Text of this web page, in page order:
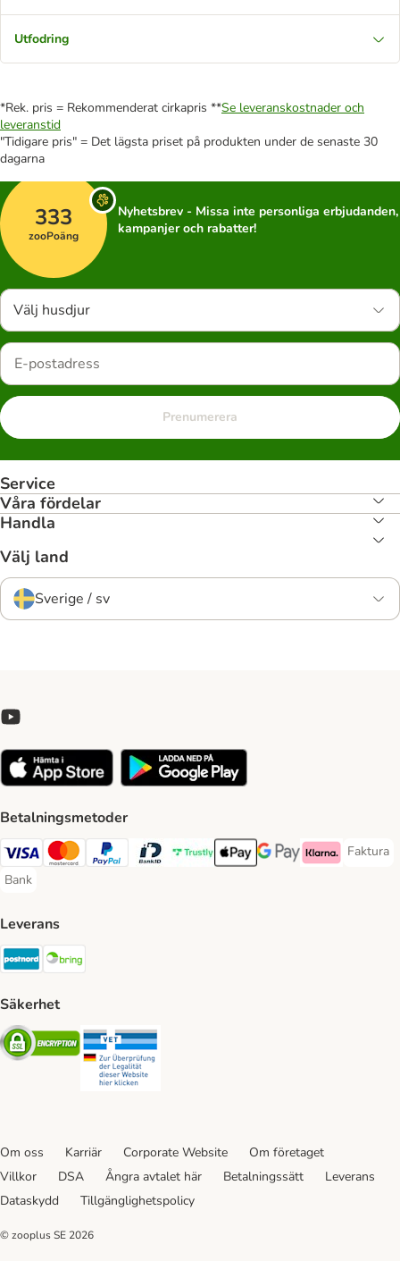
Utfodring
*Rek. pris = Rekommenderat cirkapris **Se leveranskostnader och
leveranstid
"Tidigare pris" = Det lägsta priset på produkten under de senaste 30
dagarna
333
zooPoäng
Nyhetsbrev - Missa inte personliga erbjudanden,
kampanjer och rabatter!
Välj husdjur
Prenumerera
Service
Våra fördelar
Handla
Välj land
Sverige / sv
Betalningsmetoder
Visa Payment Method
Mastercard Payment Method
PayPal Payment Method
BankID Payment Method
Trustly Payment Method
Apple Pay Payment Method
Googple Pay Payment
Klarna Payment
Faktura
Faktura
Bank
Bank Payment Method
Leverans
Postnord Shipping Method
Säkerhet
Security
Om oss Karriär Corporate Website
Om företaget
Villkor
DSA Ångra avtalet här Betalningssätt
Leverans
Dataskydd
Tillgänglighetspolicy
© zooplus SE 2026